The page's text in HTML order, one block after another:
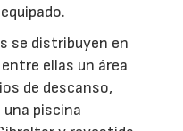
se distribuyen en
ellas un área
de descanso,
piscina